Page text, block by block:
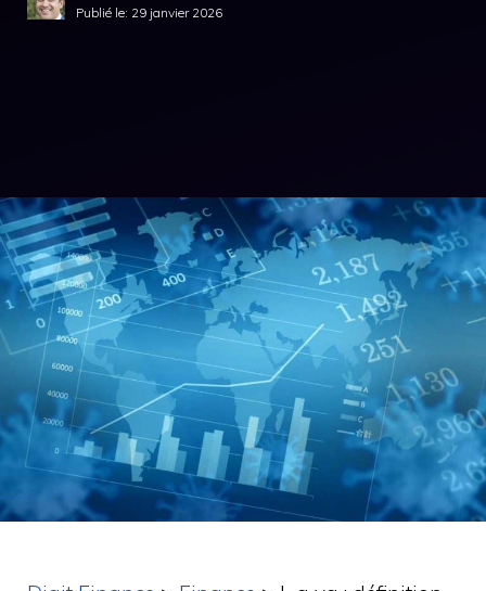
Publié le: 29 janvier 2026